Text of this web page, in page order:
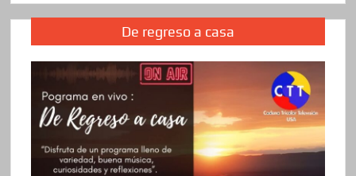
De regreso a casa